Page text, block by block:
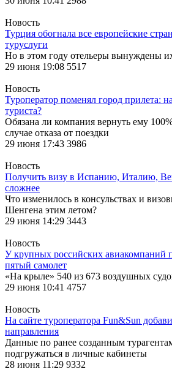
Новость
Турция обогнала все европейские
туруслуги
Но в этом году отельеры вынуждены
29 июня 19:08 5517
Новость
Туроператор поменял город прилета:
туриста?
Обязана ли компания вернуть ему
случае отказа от поездки
29 июня 17:43 3986
Новость
Получить визу в Испанию, Италию,
сложнее
Что изменилось в консульствах и
Шенгена этим летом?
29 июня 14:29 3443
Новость
У крупных российских авиакомпаний
пятый самолет
«На крыле» 540 из 673 воздушных
29 июня 10:41 4757
Новость
На сайте туроператора Fun&Sun
направления
Данные по ранее созданным
подгружаться в личные кабинеты
28 июня 11:29 9332